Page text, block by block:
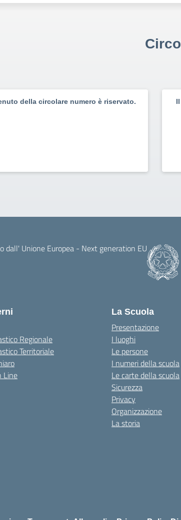
della circolare numero è riservato.
Regionale
Territoriale
Line
La Scuola
Presentazione
I luoghi
Le persone
I numeri della scuola
Le carte della scuola
Sicurezza
Privacy
Organizzazione
La storia